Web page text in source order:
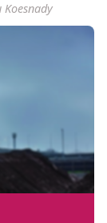
Koesnady